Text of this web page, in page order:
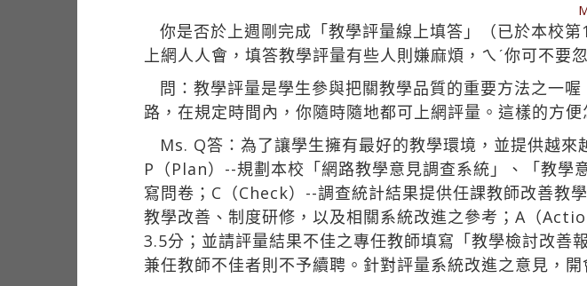
你是否於上週剛完成「教學評量線上填答」（已於本校
上網人人會，填答教學評量有些人則嫌麻煩，ㄟˊ你可不要
問：教學評量是學生參與把關教學品質的重要方法之一
路，在規定時間內，你隨時隨地都可上網評量。這樣的方
Ms. Q答：為了讓學生擁有最好的教學環境，並提供越
P（Plan）--規劃本校「網路教學意見調查系統」、「教
寫問卷；C（Check）--調查統計結果提供任課教師改善教
教學改善、制度研修，以及相關系統改進之參考；A（
3.5分；並請評量結果不佳之專任教師填寫「教學檢討改善
兼任教師不佳者則不予續聘。針對評量系統改進之意見，